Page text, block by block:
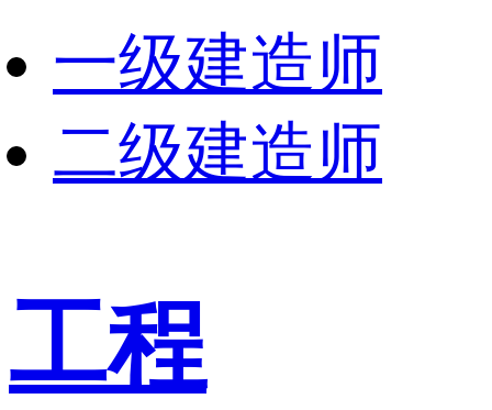
一级建造师
二级建造师
工程